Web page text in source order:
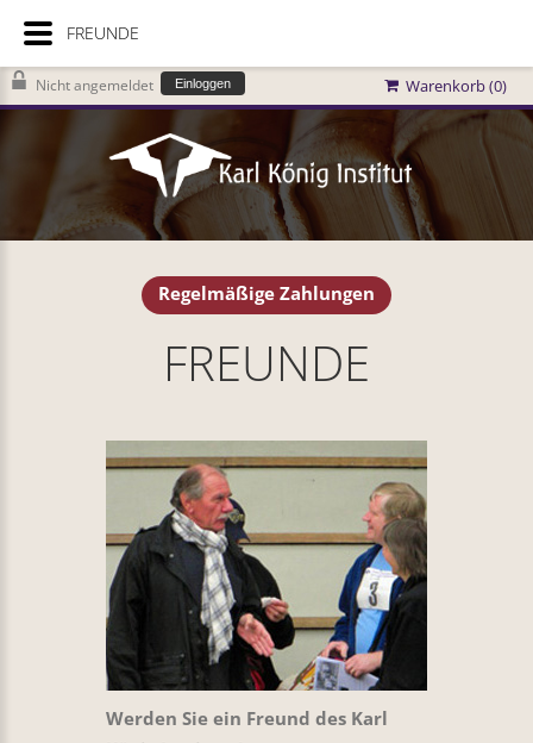
Nicht angemeldet Einloggen Warenkorb (0)
Regelmäßige Zahlungen
FREUNDE
Werden Sie ein Freund des Karl
FREUNDE